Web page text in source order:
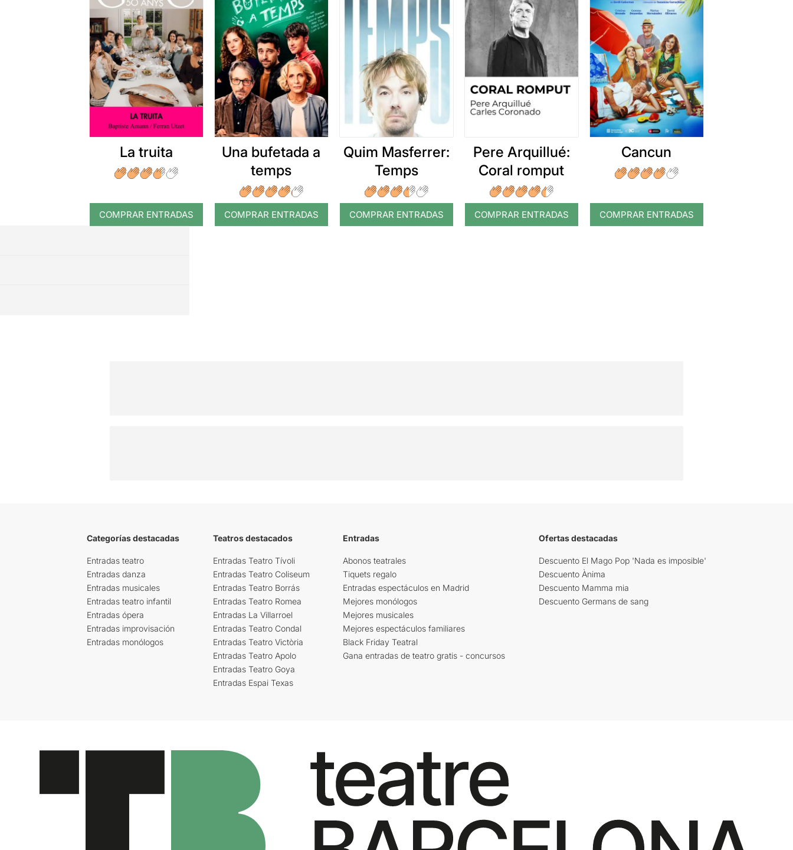
La truita
COMPRAR ENTRADAS
Una bufetada a
temps
COMPRAR ENTRADAS
Quim Masferrer:
Temps
COMPRAR ENTRADAS
Pere Arquillué:
Coral romput
COMPRAR ENTRADAS
Cancun
COMPRAR ENTRADAS
Categorías destacadas
Entradas teatro
Entradas danza
Entradas musicales
Entradas teatro infantil
Entradas ópera
Entradas improvisación
Entradas monólogos
Teatros destacados
Entradas Teatro Tívoli
Entradas Teatro Coliseum
Entradas Teatro Borrás
Entradas Teatro Romea
Entradas La Villarroel
Entradas Teatro Condal
Entradas Teatro Victòria
Entradas Teatro Apolo
Entradas Teatro Goya
Entradas Espai Texas
Entradas
Abonos teatrales
Tiquets regalo
Entradas espectáculos en Madrid
Mejores monólogos
Mejores musicales
Mejores espectáculos familiares
Black Friday Teatral
Gana entradas de teatro gratis - concursos
Ofertas destacadas
Descuento El Mago Pop 'Nada es imposible'
Descuento Ànima
Descuento Mamma mia
Descuento Germans de sang